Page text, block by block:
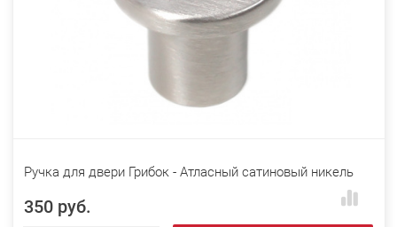
Ручка для двери Грибок - Атласный сатиновый никель
350 руб.